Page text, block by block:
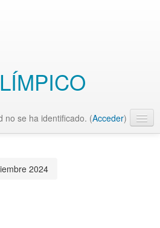
no se ha identificado. (Acceder)
2024